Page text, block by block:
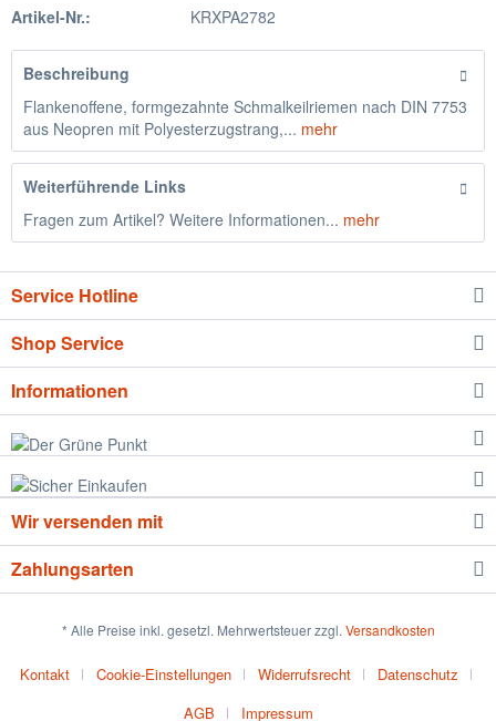
Artikel-Nr.: KRXPA2782
Beschreibung
Flankenoffene, formgezahnte Schmalkeilriemen nach DIN 7753
aus Neopren mit Polyesterzugstrang,... mehr
Weiterführende Links
Fragen zum Artikel? Weitere Informationen... mehr
Service Hotline
Shop Service
Informationen
Wir versenden mit
Zahlungsarten
* Alle Preise inkl. gesetzl. Mehrwertsteuer zzgl. Versandkosten
Kontakt Cookie-Einstellungen Widerrufsrecht
Datenschutz
AGB
Impressum